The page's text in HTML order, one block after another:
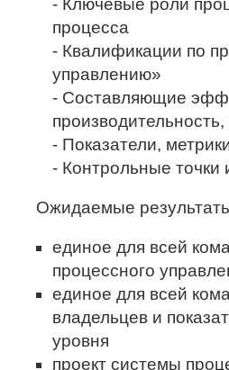
- Ключевые роли
процесса
- Квалификации по
управлению»
- Составляющие
- Показатели,
- Контрольные
Ожидаемые
единое для всей
процессного
единое для всей
владельцев и
уровня
проект системы